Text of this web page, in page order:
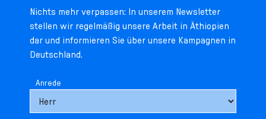
Nichts mehr verpassen: In unserem Newsletter
stellen wir regelmäßig unsere Arbeit in Äthiopien
dar und informieren Sie über unsere Kampagnen in
Deutschland.
Anrede